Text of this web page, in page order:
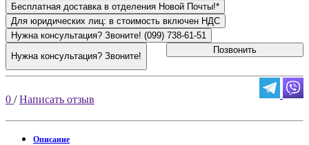
Бесплатная доставка в отделения Новой Почты!*
Для юридических лиц: в стоимость включен НДС
Нужна консультация? Звоните! (099) 738-61-51
Нужна консультация? Звоните!
Позвонить
0 /Написать отзыв
Описание